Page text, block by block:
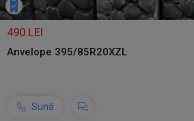
490 LEI
Anvelope 395/85R20XZL
Sună